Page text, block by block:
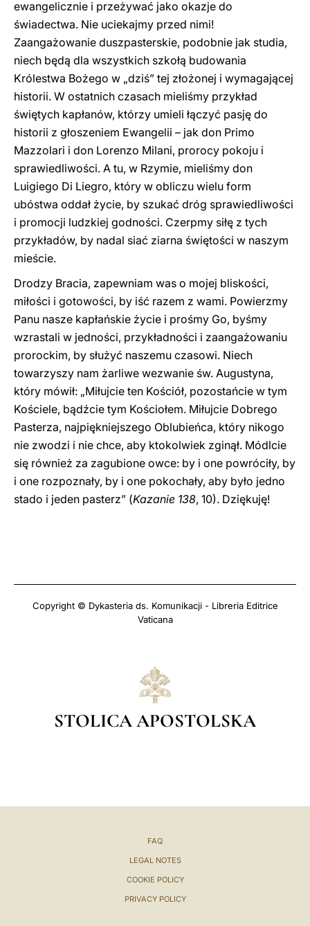
ewangelicznie i przeżywać jako okazje do
świadectwa. Nie uciekajmy przed nimi!
Zaangażowanie duszpasterskie, podobnie jak studia,
niech będą dla wszystkich szkołą budowania
Królestwa Bożego w „dziś” tej złożonej i wymagającej
historii. W ostatnich czasach mieliśmy przykład
świętych kapłanów, którzy umieli łączyć pasję do
historii z głoszeniem Ewangelii – jak don Primo
Mazzolari i don Lorenzo Milani, prorocy pokoju i
sprawiedliwości. A tu, w Rzymie, mieliśmy don
Luigiego Di Liegro, który w obliczu wielu form
ubóstwa oddał życie, by szukać dróg sprawiedliwości
i promocji ludzkiej godności. Czerpmy siłę z tych
przykładów, by nadal siać ziarna świętości w naszym
mieście.
Drodzy Bracia, zapewniam was o mojej bliskości,
miłości i gotowości, by iść razem z wami. Powierzmy
Panu nasze kapłańskie życie i prośmy Go, byśmy
wzrastali w jedności, przykładności i zaangażowaniu
prorockim, by służyć naszemu czasowi. Niech
towarzyszy nam żarliwe wezwanie św. Augustyna,
który mówił: „Miłujcie ten Kościół, pozostańcie w tym
Kościele, bądźcie tym Kościołem. Miłujcie Dobrego
Pasterza, najpiękniejszego Oblubieńca, który nikogo
nie zwodzi i nie chce, aby ktokolwiek zginął. Módlcie
się również za zagubione owce: by i one powróciły, by
i one rozpoznały, by i one pokochały, aby było jedno
stado i jeden pasterz” (Kazanie 138, 10). Dziękuję!
Copyright © Dykasteria ds. Komunikacji - Libreria Editrice
Vaticana
STOLICA APOSTOLSKA
FAQ
LEGAL NOTES
COOKIE POLICY
PRIVACY POLICY